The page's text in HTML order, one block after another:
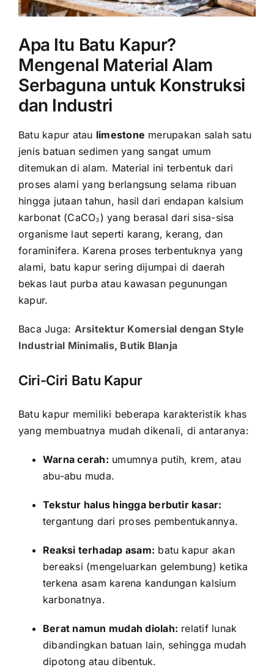
Apa Itu Batu Kapur?
Mengenal Material Alam
Serbaguna untuk Konstruksi
dan Industri
Batu kapur atau limestone merupakan salah satu
jenis batuan sedimen yang sangat umum
ditemukan di alam. Material ini terbentuk dari
proses alami yang berlangsung selama ribuan
hingga jutaan tahun, hasil dari endapan kalsium
karbonat (CaCO₃) yang berasal dari sisa-sisa
organisme laut seperti karang, kerang, dan
foraminifera. Karena proses terbentuknya yang
alami, batu kapur sering dijumpai di daerah
bekas laut purba atau kawasan pegunungan
kapur.
Baca Juga: Arsitektur Komersial dengan Style
Industrial Minimalis, Butik Blanja
Ciri-Ciri Batu Kapur
Batu kapur memiliki beberapa karakteristik khas
yang membuatnya mudah dikenali, di antaranya:
Warna cerah: umumnya putih, krem, atau
abu-abu muda.
Tekstur halus hingga berbutir kasar:
tergantung dari proses pembentukannya.
Reaksi terhadap asam: batu kapur akan
bereaksi (mengeluarkan gelembung) ketika
terkena asam karena kandungan kalsium
karbonatnya.
Berat namun mudah diolah: relatif lunak
dibandingkan batuan lain, sehingga mudah
dipotong atau dibentuk.